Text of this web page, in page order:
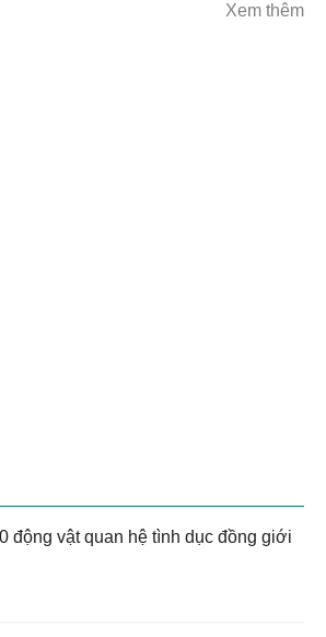
Xem thêm
động vật quan hệ tình dục đồng giới